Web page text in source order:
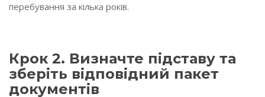
перебування за кілька років.
Крок 2. Визначте підставу та
зберіть відповідний пакет
документів